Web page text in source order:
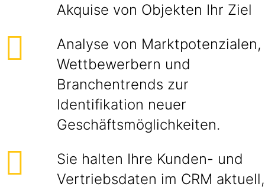
Akquise von Objekten Ihr Ziel
Analyse von Marktpotenzialen,
Wettbewerbern und
Branchentrends zur
Identifikation neuer
Geschäftsmöglichkeiten.
Sie halten Ihre Kunden- und
Vertriebsdaten im CRM aktuell,